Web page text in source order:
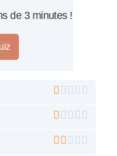
de 3 minutes !